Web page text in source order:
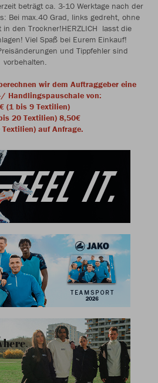
beträgt ca. 3-10 Werktage nach der
Bei max.40 Grad, links gedreht, ohne
den Trockner!HERZLICH lasst die
Viel Spaß bei Eurem Einkauf!
und Tippfehler sind
vorbehalten.
wir dem Auftraggeber eine
Handlingspauschale von:
(1 bis 9 Textilien)
20 Textilien) 8,50€
Textilien) auf Anfrage.